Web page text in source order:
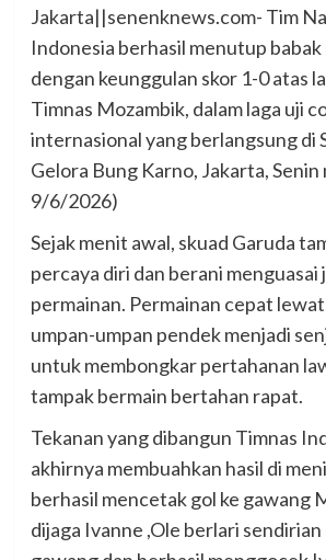
Jakarta||senenknews.com- Tim
Indonesia berhasil menutup
dengan keunggulan skor 1-0 atas
Timnas Mozambik, dalam laga uji
internasional yang berlangsung di
Gelora Bung Karno, Jakarta, Senin
9/6/2026)
Sejak menit awal, skuad Garuda
percaya diri dan berani menguasai
permainan. Permainan cepat lewat
umpan-umpan pendek menjadi
untuk membongkar pertahanan
tampak bermain bertahan rapat.
Tekanan yang dibangun Timnas
akhirnya membuahkan hasil di
berhasil mencetak gol ke gawang
dijaga Ivanne ,Ole berlari sendirian